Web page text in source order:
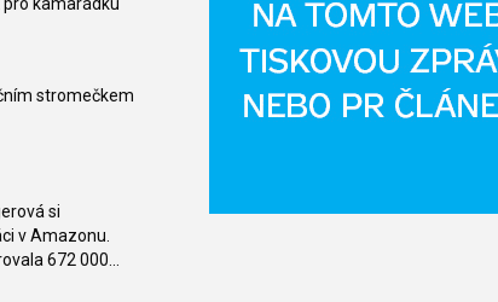
stromečkem
si
v Amazonu.
672 000...